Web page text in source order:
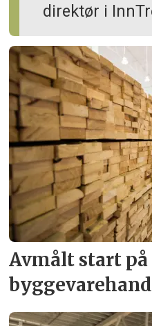
direktør i
Avmålt start på